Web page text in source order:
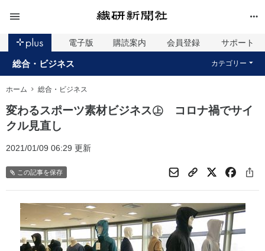
電子版 購読案内 会員登録 サポート
総合・ビジネス カテゴリー
ホーム 総合・ビジネス
変わるスポーツ素材ビジネス㊤ コロナ禍でサイ
クル見直し
2021/01/09 06:29 更新
この記事を保存